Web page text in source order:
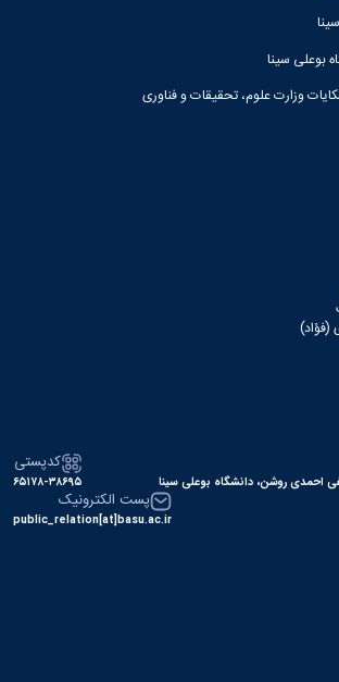
بوعلی سینا
وزارت علوم، تحقیقات و فناوری
(فؤاد)
احمدی روشن، دانشگاه بوعلی سینا
کدپستی
۶۵۱۷۸-۳۸۶۹۵
پست الکترونیک
public_relation[at]basu.ac.ir